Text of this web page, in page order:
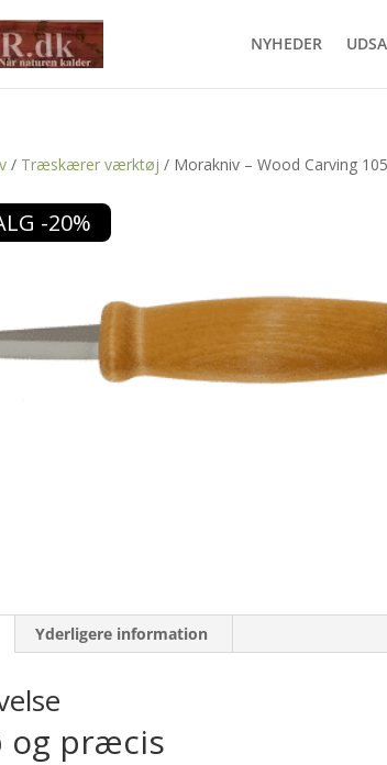
NYHEDER
/ Træskærer værktøj / Morakniv – Wood Carving 105
-20%
Yderligere information
og præcis